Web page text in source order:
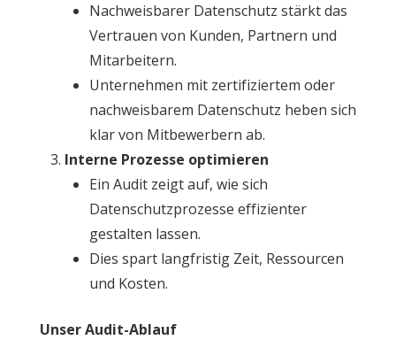
Nachweisbarer Datenschutz stärkt das
Vertrauen von Kunden, Partnern und
Mitarbeitern.
Unternehmen mit zertifiziertem oder
nachweisbarem Datenschutz heben sich
klar von Mitbewerbern ab.
Interne Prozesse optimieren
Ein Audit zeigt auf, wie sich
Datenschutzprozesse effizienter
gestalten lassen.
Dies spart langfristig Zeit, Ressourcen
und Kosten.
Unser Audit-Ablauf